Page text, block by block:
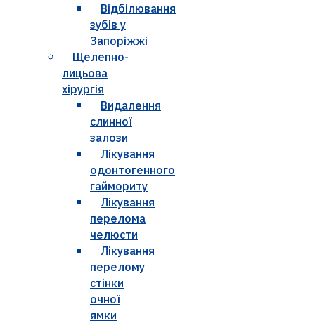
Відбілювання
зубів у
Запоріжжі
Щелепно-
лицьова
хірургія
Видалення
слинної
залози
Лікування
одонтогенного
гаймориту
Лікування
перелома
челюсти
Лікування
перелому
стінки
очної
ямки